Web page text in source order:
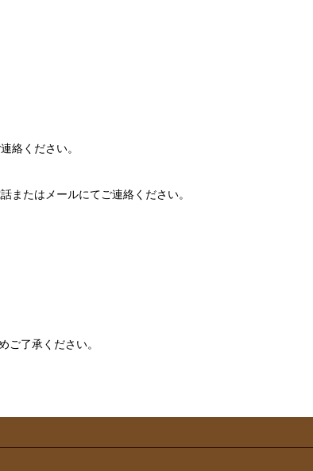
絡ください。
またはメールにてご連絡ください。
ご了承ください。